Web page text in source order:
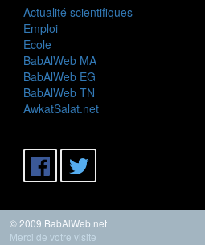
Actualité scientifiques
Emploi
Ecole
BabAlWeb MA
BabAlWeb EG
BabAlWeb TN
AwkatSalat.net
© 2009 BabAlWeb.net
Merci de votre visite